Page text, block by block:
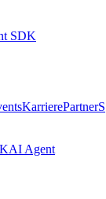
SDK
KarrierePartnerS
AI Agent